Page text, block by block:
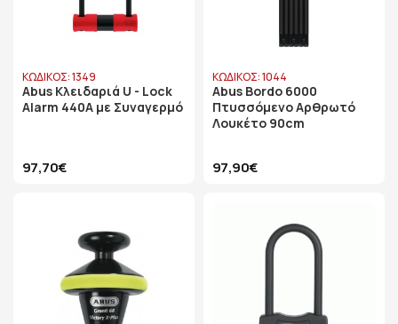
ΚΩΔΙΚΟΣ: 1349
Abus Κλειδαριά U - Lock
Alarm 440Α με Συναγερμό
97,70€
ΚΩΔΙΚΟΣ: 1044
Abus Bordo 6000
Πτυσσόμενο Αρθρωτό
Λουκέτο 90cm
97,90€